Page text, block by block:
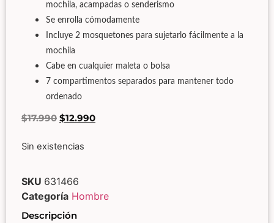
mochila, acampadas o senderismo
Se enrolla cómodamente
Incluye 2 mosquetones para sujetarlo fácilmente a la
mochila
Cabe en cualquier maleta o bolsa
7 compartimentos separados para mantener todo
ordenado
$17.990 $12.990
Sin existencias
SKU 631466
Categoría Hombre
Descripción